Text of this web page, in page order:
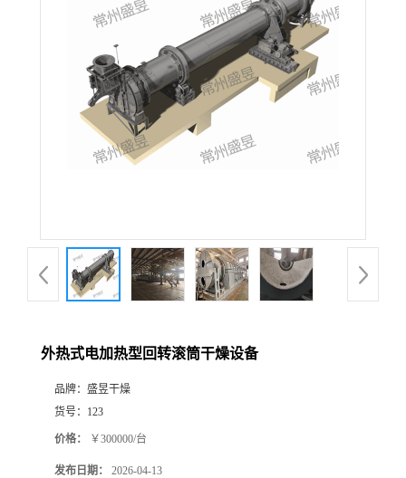
外热式电加热型回转滚筒干燥设备
品牌： 盛昱干燥
货号： 123
价格： ￥300000/台
发布日期： 2026-04-13